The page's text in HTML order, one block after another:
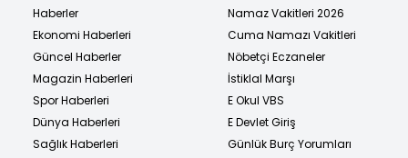
Haberler
Ekonomi Haberleri
Güncel Haberler
Magazin Haberleri
Spor Haberleri
Dünya Haberleri
Sağlık Haberleri
Namaz Vakitleri 2026
Cuma Namazı Vakitleri
Nöbetçi Eczaneler
İstiklal Marşı
E Okul VBS
E Devlet Giriş
Günlük Burç Yorumları